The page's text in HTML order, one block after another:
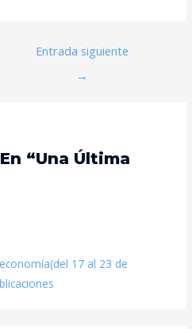
Entrada siguiente
→
“Una Última
17 al 23 de